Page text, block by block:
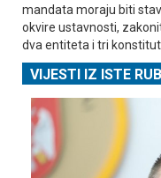
mandata moraju biti
okvire ustavnosti,
dva entiteta i tri
VIJESTI IZ ISTE